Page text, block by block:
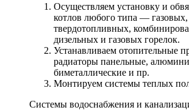
Осуществляем установку и
котлов любого типа — газовых,
твердотопливных,
дизельных и газовых горелок.
Устанавливаем отопительные
радиаторы панельные,
биметаллические и пр.
Монтируем системы теплых
Системы водоснабжения и